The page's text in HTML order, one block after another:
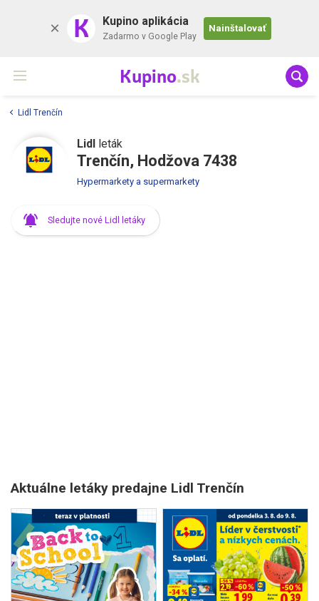
K Kupino aplikácia
Zadarmo v Google Play
Nainštalovať
Kupino.sk
Lidl Trenčín
Lidl leták
Trenčín, Hodžova 7438
Hypermarkety a supermarkety
Sledujte nové Lidl letáky
Aktuálne letáky predajne Lidl Trenčín